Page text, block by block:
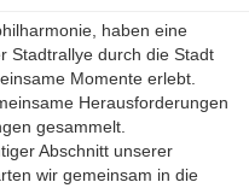
haben eine
Stadtrallye durch die Stadt
Momente erlebt.
Herausforderungen
gesammelt.
Abschnitt unserer
wir gemeinsam in die